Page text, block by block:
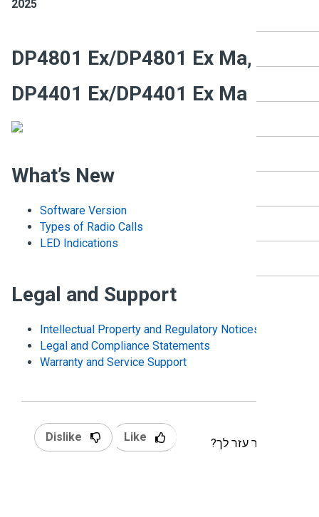
DP4801 Ex/DP4801 Ex Ma,
DP4401 Ex/DP4401 Ex Ma
What’s New
Software Version
Types of Radio Calls
LED Indications
Legal and Support
Intellectual Property and Regulatory Notices
Legal and Compliance Statements
Warranty and Service Support
המאמר עזר לך? Like
Dislike